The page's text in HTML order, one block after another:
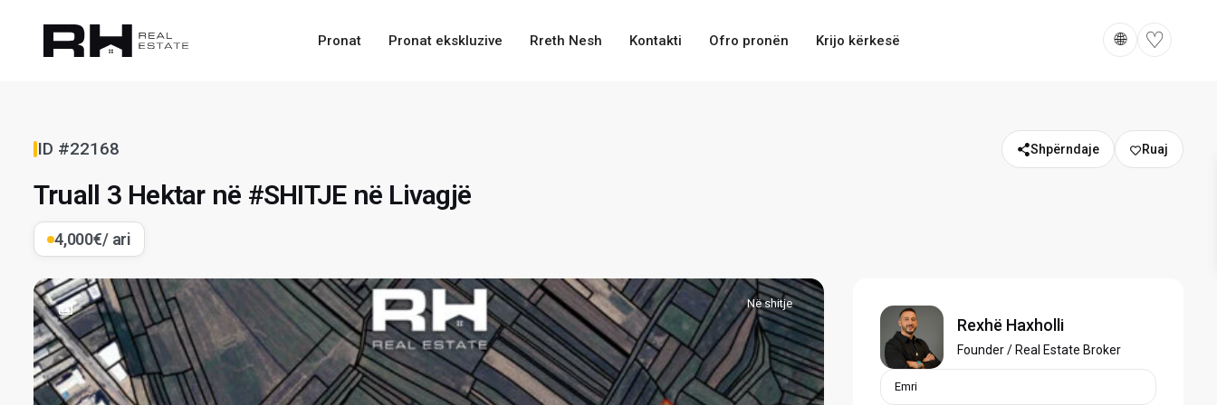
Pronat Pronat ekskluzive Rreth Nesh Kontakti Ofro pronën Krijo kërkesë 🌐 ♡
ID #22168 Shpërndaje
Truall 3 Hektar në #SHITJE në Livagjë
4,000€/ ari
Në shitje
Rexhë Haxholli
Founder / Real Estate Broker